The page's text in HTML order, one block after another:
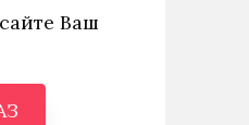
Ваш